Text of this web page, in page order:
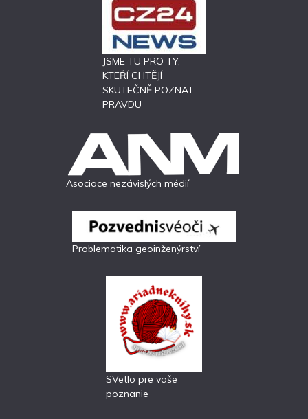
JSME TU PRO TY,
KTEŘÍ CHTĚJÍ
SKUTEČNĚ POZNAT
PRAVDU
Asociace nezávislých médií
Problematika geoinženýrství
SVetlo pre vaše
poznanie